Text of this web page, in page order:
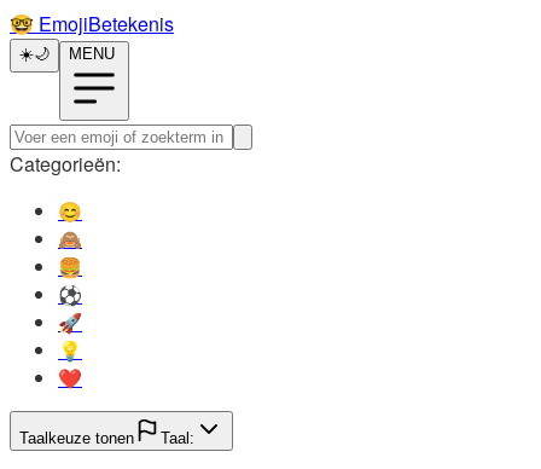
🤓️ EmojiBetekenis
☀️🌙 MENU
Categorieën:
😊️
🙈️
🍔️
⚽️
🚀️
💡️
❤️
Taalkeuze tonen Taal: